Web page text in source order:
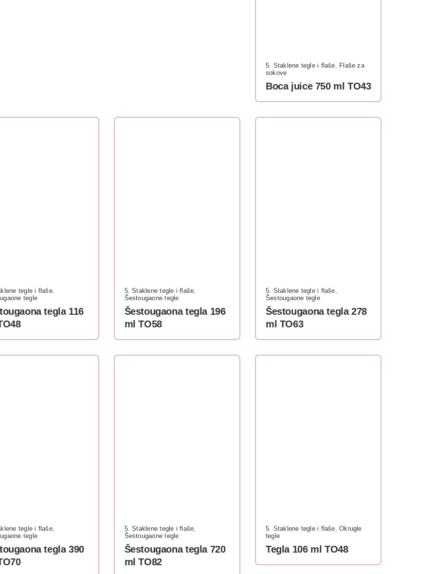
Boca juice 750 ml TO43
5. Staklene tegle i flaše
Flaše za
sokove
tegla 116
tegle i flaše,
tegle
Šestougaona tegla 196
ml TO58
5. Staklene tegle i flaše,
Šestougaone tegle
Šestougaona tegla 278
ml TO63
5. Staklene tegle i flaše,
Šestougaone tegle
tegla 390
tegle i flaše,
tegle
Šestougaona tegla 720
ml TO82
5. Staklene tegle i flaše,
Šestougaone tegle
Tegla 106 ml TO48
5. Staklene tegle i flaše,Okrugle
tegle